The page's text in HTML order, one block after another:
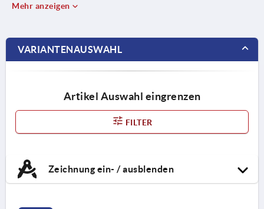
Mehr anzeigen
VARIANTENAUSWAHL
Artikel Auswahl eingrenzen
FILTER
Zeichnung ein- / ausblenden